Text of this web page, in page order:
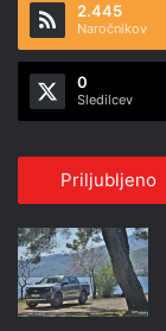
2.445
Naročnikov
0
Sledilcev
Priljubljeno